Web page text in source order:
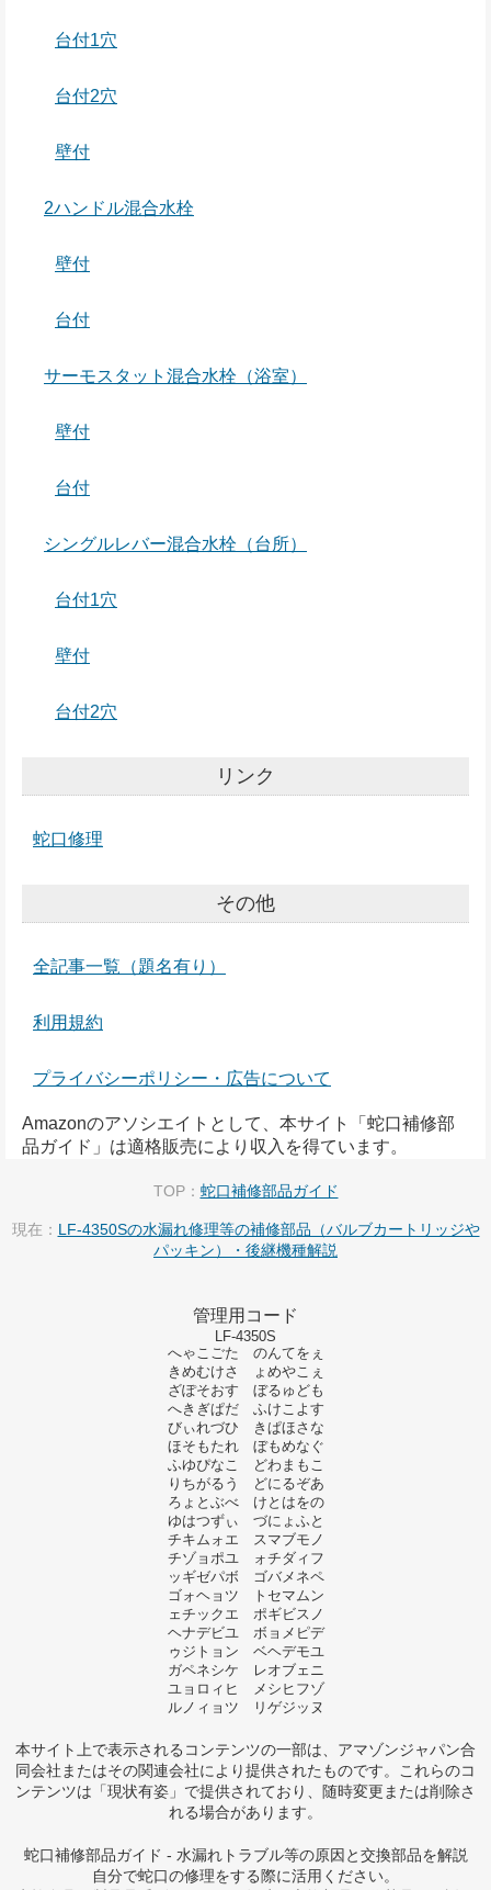
台付1穴
台付2穴
壁付
2ハンドル混合水栓
壁付
台付
サーモスタット混合水栓（浴室）
壁付
台付
シングルレバー混合水栓（台所）
台付1穴
壁付
台付2穴
リンク
蛇口修理
その他
全記事一覧（題名有り）
利用規約
プライバシーポリシー・広告について
Amazonのアソシエイトとして、本サイト「蛇口補修部
品ガイド」は適格販売により収入を得ています。
TOP： 蛇口補修部品ガイド
現在： LF-4350Sの水漏れ修理等の補修部品（バルブカートリッジや
パッキン）・後継機種解説
管理用コード
LF-4350S
へゃこごた のんてをぇ
きめむけさ ょめやこぇ
ざぽそおす ぼるゅども
へきぎぱだ ふけこよす
びぃれづひ きぱほさな
ほそもたれ ぼもめなぐ
ふゆぴなこ どわまもこ
りちがるう どにるぞあ
ろょとぶべ けとはをの
ゆはつずぃ づにょふと
チキムォエ スマブモノ
チゾョポユ ォチダィフ
ッギゼパボ ゴバメネペ
ゴォヘョツ トセマムン
ェチックエ ポギビスノ
ヘナデビユ ボョメピデ
ゥジトョン ベヘデモユ
ガペネシケ レオブェニ
ユョロィヒ メシヒフゾ
ルノィョツ リゲジッヌ
本サイト上で表示されるコンテンツの一部は、アマゾンジャパン合
同会社またはその関連会社により提供されたものです。これらのコ
ンテンツは「現状有姿」で提供されており、随時変更または削除さ
れる場合があります。
蛇口補修部品ガイド - 水漏れトラブル等の原因と交換部品を解説
自分で蛇口の修理をする際に活用ください。